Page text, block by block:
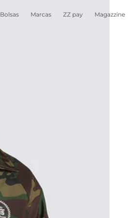
Bolsas Marcas ZZ pay Magazzine